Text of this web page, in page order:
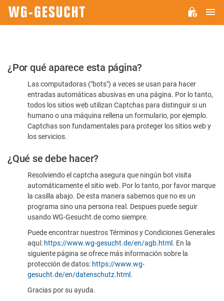
Por
favor,
confirme
humano
¿Por qué aparece esta página?
Las computadoras ("bots") a veces se usan para hacer
entradas automáticas abusivas en una página. Por lo tanto,
todos los sitios web utilizan Captchas para distinguir si un
humano o una máquina rellena un formulario, por ejemplo.
Captchas son fundamentales para proteger los sitios web y
los servicios.
¿Qué se debe hacer?
Resolviendo el captcha asegura que ningún bot visita
automáticamente el sitio web. Por lo tanto, por favor marque
la casilla abajo. De esta manera sabemos que no es un
programa sino una persona real. Despues puede seguir
usando WG-Gesucht.de como siempre.
Puede encontrar nuestros Términos y Condiciones Generales
aquí: https://www.wg-gesucht.de/en/agb.html . En la
siguiente página se ofrece más información sobre la
protección de datos: https://www.wg-
gesucht.de/en/datenschutz.html .
Gracias por su ayuda.